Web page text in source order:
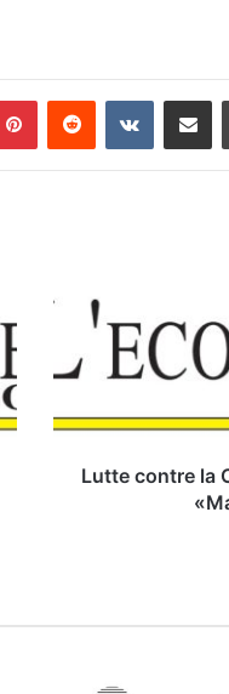
c
n
v
Lutte contre la